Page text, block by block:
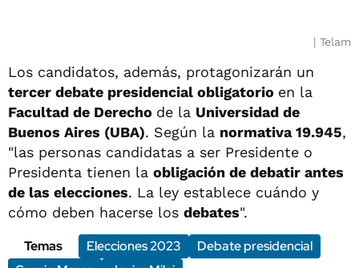
Telam
Los candidatos, además, protagonizarán un
tercer debate presidencial obligatorio en la
Facultad de Derecho de la Universidad de
Buenos Aires (UBA). Según la normativa 19.945,
"las personas candidatas a ser Presidente o
Presidenta tienen la obligación de debatir antes
de las elecciones. La ley establece cuándo y
cómo deben hacerse los debates".
Temas
Elecciones 2023
Debate presidencial